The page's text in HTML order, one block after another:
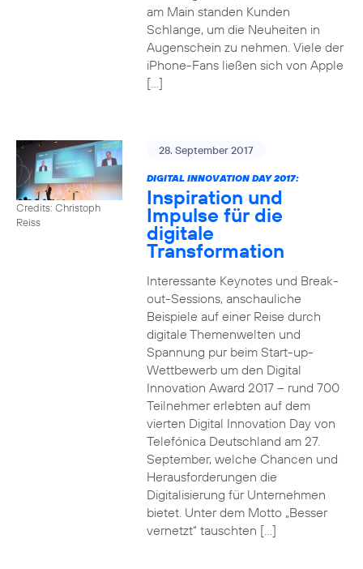
am Main standen Kunden
Schlange, um die Neuheiten in
Augenschein zu nehmen. Viele der
iPhone-Fans ließen sich von Apple
[…]
Credits: Christoph
Reiss
28. September 2017
DIGITAL INNOVATION DAY 2017:
Inspiration und
Impulse für die
digitale
Transformation
Interessante Keynotes und Break-
out-Sessions, anschauliche
Beispiele auf einer Reise durch
digitale Themenwelten und
Spannung pur beim Start-up-
Wettbewerb um den Digital
Innovation Award 2017 – rund 700
Teilnehmer erlebten auf dem
vierten Digital Innovation Day von
Telefónica Deutschland am 27.
September, welche Chancen und
Herausforderungen die
Digitalisierung für Unternehmen
bietet. Unter dem Motto „Besser
vernetzt“ tauschten […]